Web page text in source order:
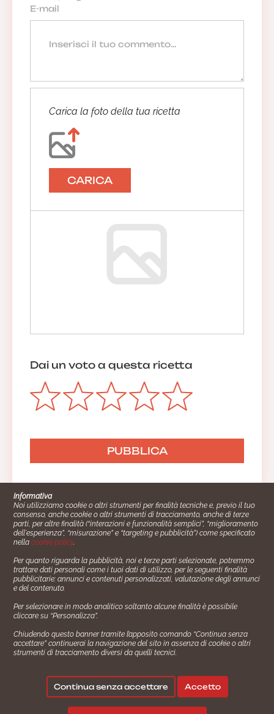
Carica la foto della tua ricetta
CARICA
Dai un voto a questa ricetta
Cucinare.it è un marchio commerciale di Impiego24.it s.r.l.
copyright 2014 - 2024 P.IVA: 03406490130
Azienda certiﬁcata ISO 27001 numero: SNR 73140386/89/I
- Azienda certiﬁcata ISO 9001 numero: SNR
Gestione consensi e categorie merceologiche marketing
Seguici su:
Informativa
Noi utilizziamo cookie o altri strumenti per finalità tecniche e, previo il tuo
consenso, anche cookie o altri strumenti di tracciamento, anche di terze
parti, per altre finalità (“interazioni e funzionalità semplici”, “miglioramento
dell'esperienza”, “misurazione” e “targeting e pubblicità”) come specificato
nellacookie policy.
Per quanto riguarda la pubblicità, noi e terze parti selezionate, potremmo
trattare dati personali come i tuoi dati di utilizzo, per le seguenti finalità
pubblicitarie: annunci e contenuti personalizzati, valutazione degli annunci
e del contenuto.
Per selezionare in modo analitico soltanto alcune finalità è possibile
cliccare su “Personalizza”.
Chiudendo questo banner tramite l’apposito comando “Continua senza
accettare” continuerai la navigazione del sito in assenza di cookie o altri
strumenti di tracciamento diversi da quelli tecnici.
Continua senza accettare Accetto